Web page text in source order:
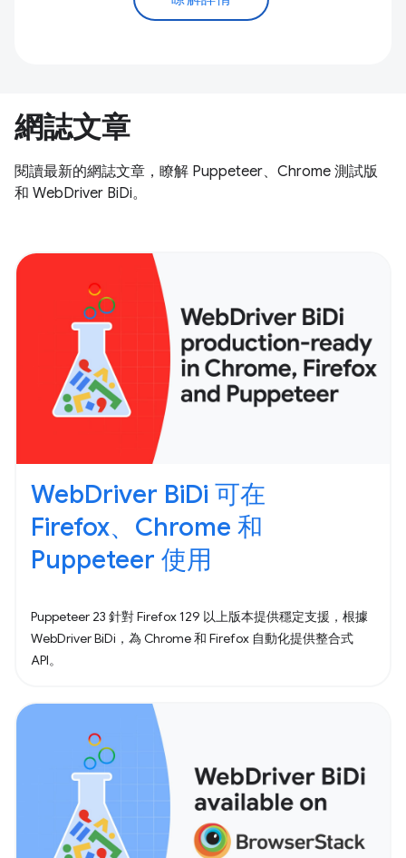
網誌文章
閱讀最新的網誌文章，瞭解 Puppeteer、Chrome 測試版
和 WebDriver BiDi。
WebDriver BiDi 可在
Firefox、Chrome 和
Puppeteer 使用
Puppeteer 23 針對 Firefox 129 以上版本提供穩定支援，根據
WebDriver BiDi，為 Chrome 和 Firefox 自動化提供整合式
API。